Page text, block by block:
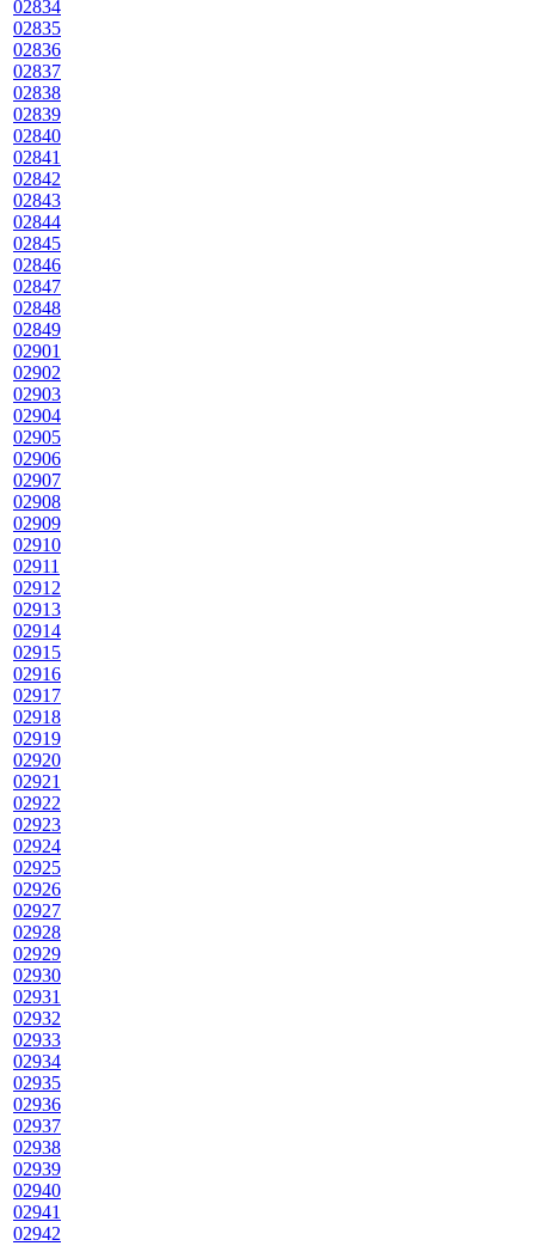
02834
02835
02836
02837
02838
02839
02840
02841
02842
02843
02844
02845
02846
02847
02848
02849
02901
02902
02903
02904
02905
02906
02907
02908
02909
02910
02911
02912
02913
02914
02915
02916
02917
02918
02919
02920
02921
02922
02923
02924
02925
02926
02927
02928
02929
02930
02931
02932
02933
02934
02935
02936
02937
02938
02939
02940
02941
02942